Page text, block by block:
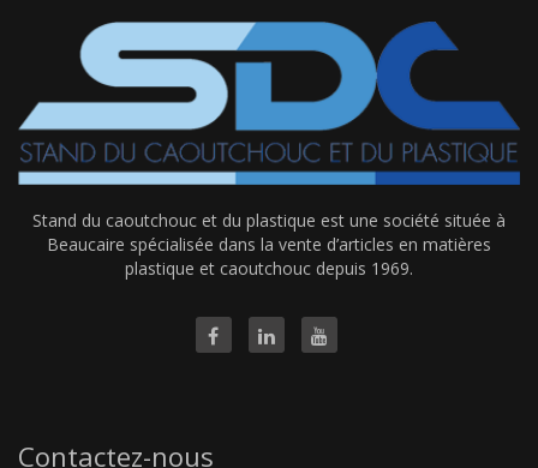
Stand du caoutchouc et du plastique est une société située à
Beaucaire spécialisée dans la vente d’articles en matières
plastique et caoutchouc depuis 1969.
Contactez-nous